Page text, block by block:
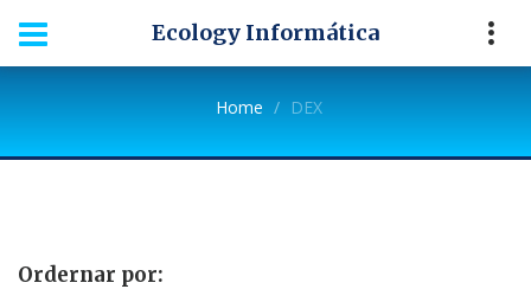
Ecology Informática
Home DEX
Ordernar por: